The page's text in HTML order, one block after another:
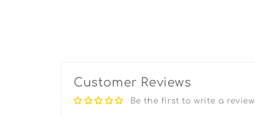
Customer Reviews
Be the first to write a review